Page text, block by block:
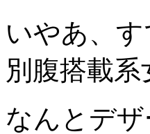
いやあ、
別腹搭載
なんとデ